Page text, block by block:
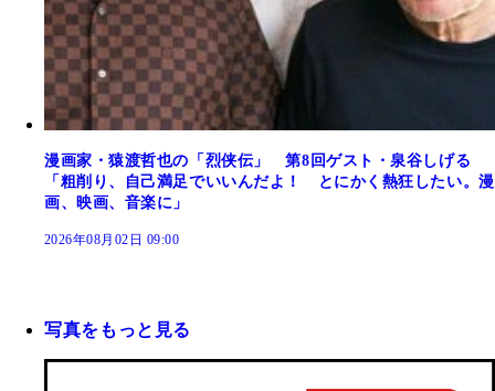
漫画家・猿渡哲也の「烈侠伝」 第8回ゲスト・泉谷しげる
「粗削り、自己満足でいいんだよ！ とにかく熱狂したい。漫
画、映画、音楽に」
2026年08月02日 09:00
写真をもっと見る